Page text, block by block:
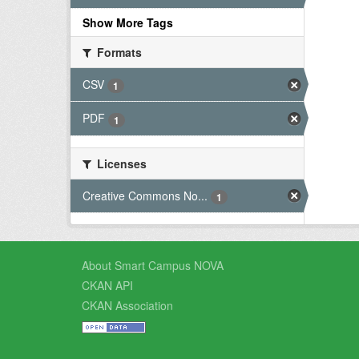
Show More Tags
Formats
CSV
1
PDF 1
Licenses
Creative Commons No...
1
About Smart Campus NOVA
CKAN API
CKAN Association